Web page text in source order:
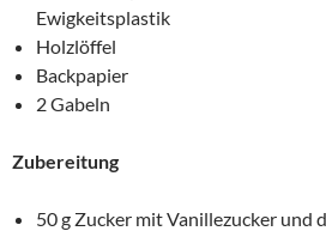
Ewigkeitsplastik
Holzlöffel
Backpapier
2 Gabeln
Zubereitung
50 g Zucker mit Vanillezucker und